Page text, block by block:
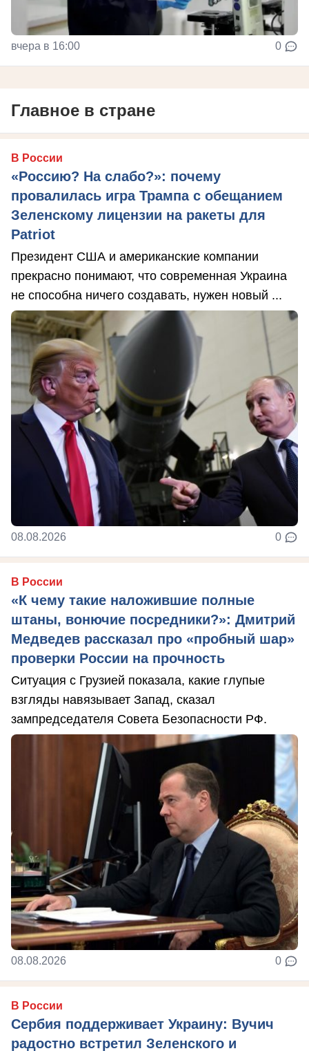
вчера в 16:00 0
Главное в стране
В России
«Россию? На слабо?»: почему
провалилась игра Трампа с обещанием
Зеленскому лицензии на ракеты для
Patriot
Президент США и американские компании
прекрасно понимают, что современная Украина
не способна ничего создавать, нужен новый ...
08.08.2026 0
В России
«К чему такие наложившие полные
штаны, вонючие посредники?»: Дмитрий
Медведев рассказал про «пробный шар»
проверки России на прочность
Ситуация с Грузией показала, какие глупые
взгляды навязывает Запад, сказал
зампредседателя Совета Безопасности РФ.
08.08.2026 0
В России
Сербия поддерживает Украину: Вучич
радостно встретил Зеленского и